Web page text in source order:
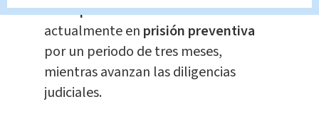
Elsospechosose encuentra
actualmente en prisión preventiva
por un periodo de tres meses,
mientras avanzan las diligencias
judiciales.